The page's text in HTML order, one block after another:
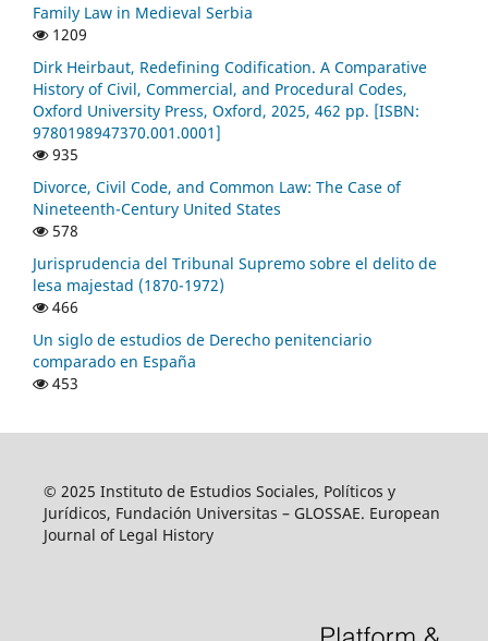
Family Law in Medieval Serbia
1209
Dirk Heirbaut, Redefining Codification. A Comparative
History of Civil, Commercial, and Procedural Codes,
Oxford University Press, Oxford, 2025, 462 pp. [ISBN:
9780198947370.001.0001]
935
Divorce, Civil Code, and Common Law: The Case of
Nineteenth-Century United States
578
Jurisprudencia del Tribunal Supremo sobre el delito de
lesa majestad (1870-1972)
466
Un siglo de estudios de Derecho penitenciario
comparado en España
453
© 2025 Instituto de Estudios Sociales, Políticos y
Jurídicos, Fundación Universitas – GLOSSAE. European
Journal of Legal History